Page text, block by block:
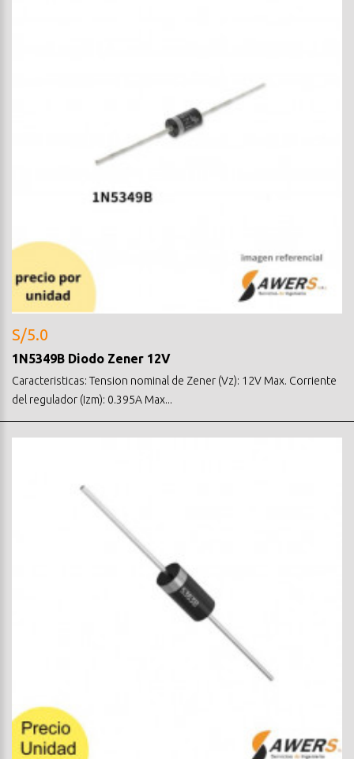
S/5.0
1N5349B Diodo Zener 12V
Caracteristicas: Tension nominal de Zener (Vz): 12V Max. Corriente
del regulador (Izm): 0.395A Max...